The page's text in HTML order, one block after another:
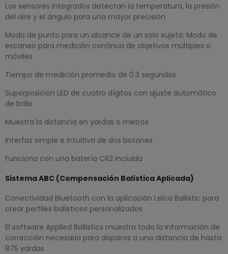
Los sensores integrados detectan la temperatura, la presión
del aire y el ángulo para una mayor precisión
Modo de punto para un alcance de un solo sujeto; Modo de
escaneo para medición continua de objetivos múltiples o
móviles
Tiempo de medición promedio de 0.3 segundos
Superposición LED de cuatro dígitos con ajuste automático
de brillo
Muestra la distancia en yardas o metros
Interfaz simple e intuitiva de dos botones
Funciona con una batería CR2 incluida
Sistema ABC (Compensación Balística Aplicada)
Conectividad Bluetooth con la aplicación Leica Ballistic para
crear perfiles balísticos personalizados
El software Applied Ballistics muestra toda la información de
corrección necesaria para disparos a una distancia de hasta
875 yardas